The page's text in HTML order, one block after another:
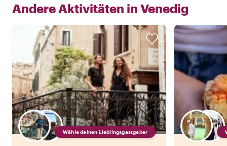
Andere Aktivitäten in Venedig
Wähle deinen Lieblingsgastgeber